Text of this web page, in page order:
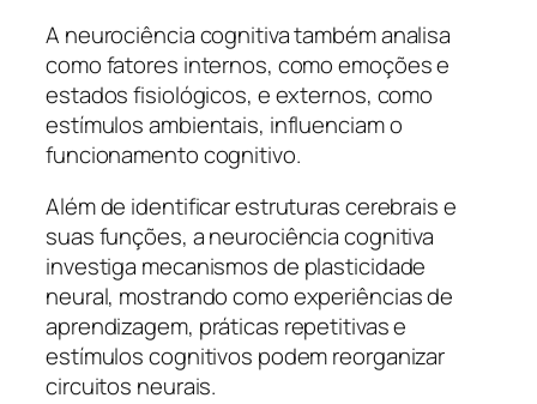
A neurociência cognitiva também analisa
como fatores internos, como emoções e
estados fisiológicos, e externos, como
estímulos ambientais, influenciam o
funcionamento cognitivo.
Além de identificar estruturas cerebrais e
suas funções, a neurociência cognitiva
investiga mecanismos de plasticidade
neural, mostrando como experiências de
aprendizagem, práticas repetitivas e
estímulos cognitivos podem reorganizar
circuitos neurais.